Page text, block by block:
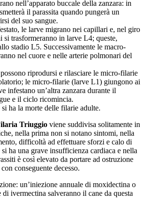
nell’apparato buccale della zanzara: in
il parassita quando pungerà un
del suo sangue.
le larve migrano nei capillari e, nel giro
si trasformeranno in larve L4; queste,
stadio L5. Successivamente le macro-
nel cuore e nelle arterie polmonari del
riprodursi e rilasciare le micro-filarie
le micro-filarie (larve L1) giungono ai
infestano un’altra zanzara durante il
e il ciclo ricomincia.
ha la morte delle filarie adulte.
Triuggio viene suddivisa solitamente in
nella prima non si notano sintomi, nella
difficoltà ad effettuare sforzi e calo di
si ha una grave insufficienza cardiaca e nella
è così elevato da portare ad ostruzione
conseguente decesso.
un’iniezione annuale di moxidectina o
di ivermectina salveranno il cane da questa